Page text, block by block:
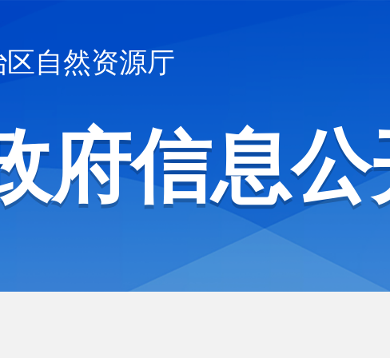
自然资源厅
府信息公